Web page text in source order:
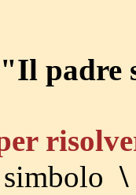
"Il padre
simbolo\